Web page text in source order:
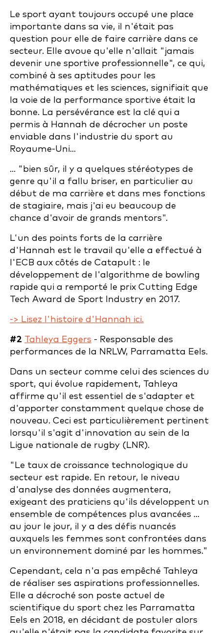
Le sport ayant toujours occupé une place
importante dans sa vie, il n'était pas
question pour elle de faire carrière dans ce
secteur. Elle avoue qu'elle n'allait "jamais
devenir une sportive professionnelle", ce qui,
combiné à ses aptitudes pour les
mathématiques et les sciences, signifiait que
la voie de la performance sportive était la
bonne. La persévérance est la clé qui a
permis à Hannah de décrocher un poste
enviable dans l'industrie du sport au
Royaume-Uni...
... "bien sûr, il y a quelques stéréotypes de
genre qu'il a fallu briser, en particulier au
début de ma carrière et dans mes fonctions
de stagiaire, mais j'ai eu beaucoup de
chance d'avoir de grands mentors".
L'un des points forts de la carrière
d'Hannah est le travail qu'elle a effectué à
l'ECB aux côtés de Catapult : le
développement de l'algorithme de bowling
rapide qui a remporté le prix Cutting Edge
Tech Award de Sport Industry en 2017.
-> Lisez l'histoire d'Hannah ici.
#2 Tahleya Eggers - Responsable des
performances de la NRLW, Parramatta Eels.
Dans un secteur comme celui des sciences du
sport, qui évolue rapidement, Tahleya
affirme qu'il est essentiel de s'adapter et
d'apporter constamment quelque chose de
nouveau. Ceci est particulièrement pertinent
lorsqu'il s'agit d'innovation au sein de la
Ligue nationale de rugby (LNR).
"Le taux de croissance technologique du
secteur est rapide. En retour, le niveau
d'analyse des données augmentera,
exigeant des praticiens qu'ils développent un
ensemble de compétences plus avancées ...
au jour le jour, il y a des défis nuancés
auxquels les femmes sont confrontées dans
un environnement dominé par les hommes."
Cependant, cela n'a pas empêché Tahleya
de réaliser ses aspirations professionnelles.
Elle a décroché son poste actuel de
scientifique du sport chez les Parramatta
Eels en 2018, en décidant de postuler alors